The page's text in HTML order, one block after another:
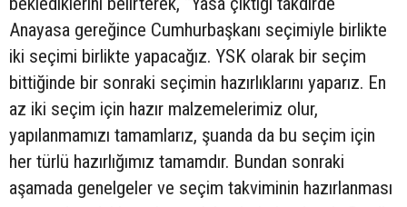
Anayasa gereğince Cumhurbaşkanı seçimiyle birlikte
iki seçimi birlikte yapacağız. YSK olarak bir seçim
bittiğinde bir sonraki seçimin hazırlıklarını yaparız. En
az iki seçim için hazır malzemelerimiz olur,
yapılanmamızı tamamlarız, şuanda da bu seçim için
her türlü hazırlığımız tamamdır. Bundan sonraki
aşamada genelgeler ve seçim takviminin hazırlanması